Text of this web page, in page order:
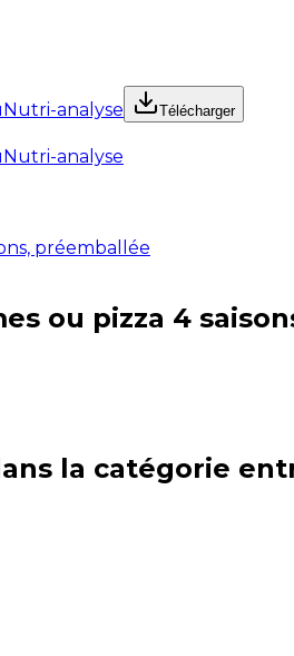
Nutri-analyse
Télécharger
Nutri-analyse
préemballée
ou pizza 4
la catégorie